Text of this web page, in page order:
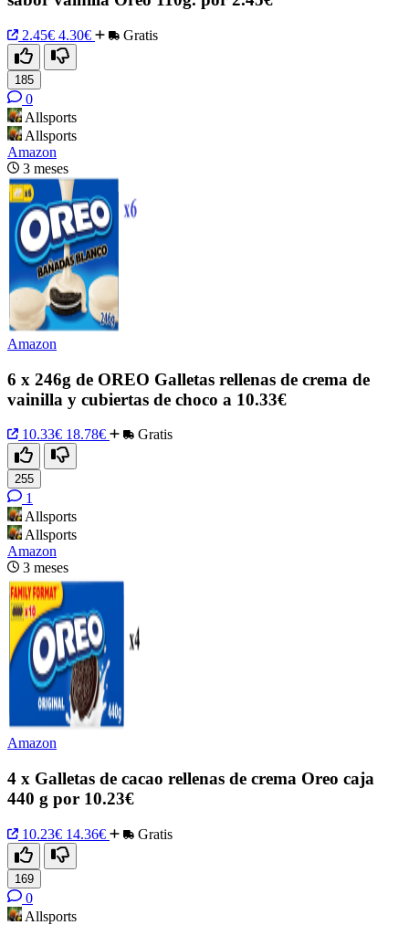
2.45€ 4.30€ Gratis
185
0
Allsports
Allsports
Amazon
3 meses
Amazon
6 x 246g de OREO Galletas rellenas de crema de
vainilla y cubiertas de choco a 10.33€
10.33€ 18.78€ Gratis
255
1
Allsports
Allsports
Amazon
3 meses
Amazon
4 x Galletas de cacao rellenas de crema Oreo caja
440 g por 10.23€
10.23€ 14.36€ Gratis
169
0
Allsports